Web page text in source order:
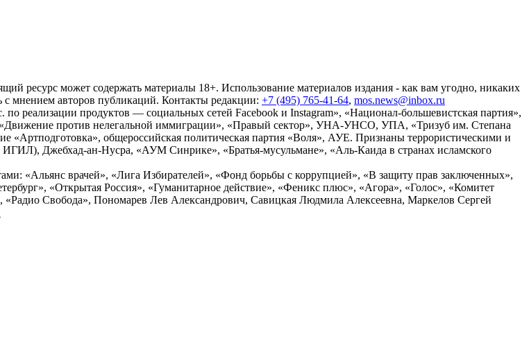
ресурс может содержать материалы 18+. Использование материалов издания - как вам угодно, никаких
мнением авторов публикаций. Контакты редакции: +7 (495) 765-41-64, mos.news@inbox.ru
реализации продуктов — социальных сетей Facebook и Instagram», «Национал-большевистская партия»,
против нелегальной иммиграции», «Правый сектор», УНА-УНСО, УПА, «Тризуб им. Степана
общероссийская политическая партия «Воля», АУЕ. Признаны террористическими и
Джебхад-ан-Нусра, «АУМ Синрике», «Братья-мусульмане», «Аль-Каида в странах исламского
«Альянс врачей», «Лига Избирателей», «Фонд борьбы с коррупцией», «В защиту прав заключенных»,
«Открытая Россия», «Гуманитарное действие», «Феникс плюс», «Агора», «Голос», «Комитет
«Радио Свобода», Пономарев Лев Александрович, Савицкая Людмила Алексеевна, Маркелов Сергей